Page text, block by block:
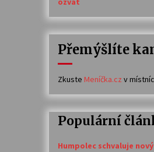
Přemýšlíte
Zkuste Meníčka.cz v
Populární
Humpolec schvaluje